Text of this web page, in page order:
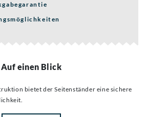
Auf einen Blick
bietet der Seitenständer eine sichere